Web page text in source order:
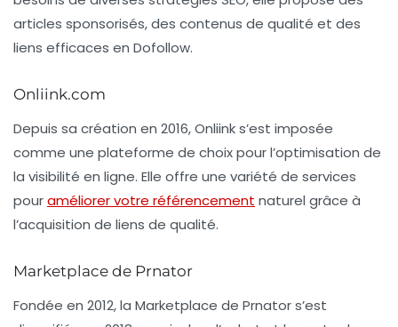
articles sponsorisés, des contenus de qualité et des
liens efficaces en Dofollow.
Onliink.com
Depuis sa création en 2016,Onliinks’est imposée
comme une plateforme de choix pour l’optimisation de
la visibilité en ligne. Elle offre une variété de services
pouraméliorer votre référencement naturel grâce à
l’acquisition de liens de qualité.
Marketplace de Prnator
Fondée en 2012, la Marketplace de Prnators’est